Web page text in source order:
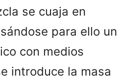
se cuaja en
para ello un
con medios
introduce la masa